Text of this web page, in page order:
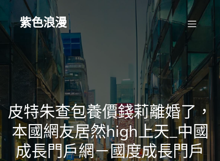
Skip
content紫色浪漫
皮特朱查包養價錢莉離婚了，
本國網友居然high上天_中國
成長門戶網－國度成長門戶